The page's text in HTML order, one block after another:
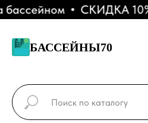
СКИДКА 10%
БАССЕЙНЫ70